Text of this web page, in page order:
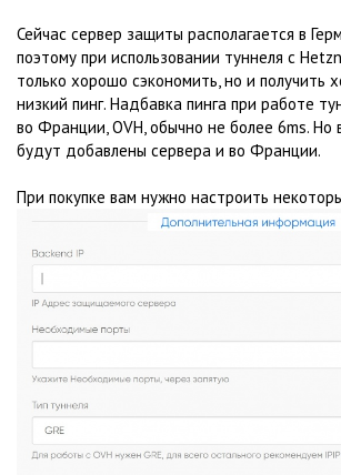
Сейчас сервер защиты располагается в
поэтому при использовании туннеля с
только хорошо сэкономить, но и получить
низкий пинг. Надбавка пинга при работе
во Франции, OVH, обычно не более 6ms. Но
будут добавлены сервера и во Франции.
При покупке вам нужно настроить